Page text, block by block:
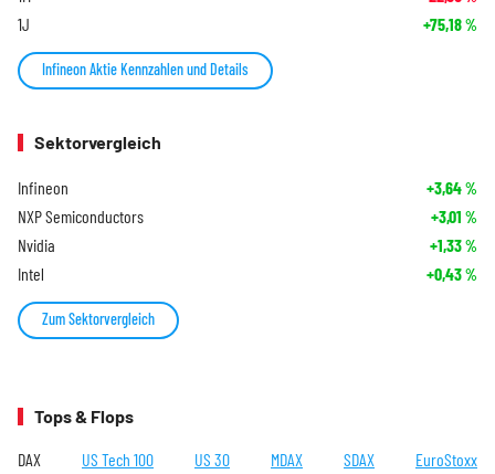
1J +75,18%
Infineon Aktie Kennzahlen und Details
Sektorvergleich
Infineon +3,64%
NXP Semiconductors +3,01 %
Nvidia +1,33%
Intel +0,43%
Zum Sektorvergleich
Tops & Flops
DAX US Tech 100 US 30 MDAX SDAX EuroStoxx